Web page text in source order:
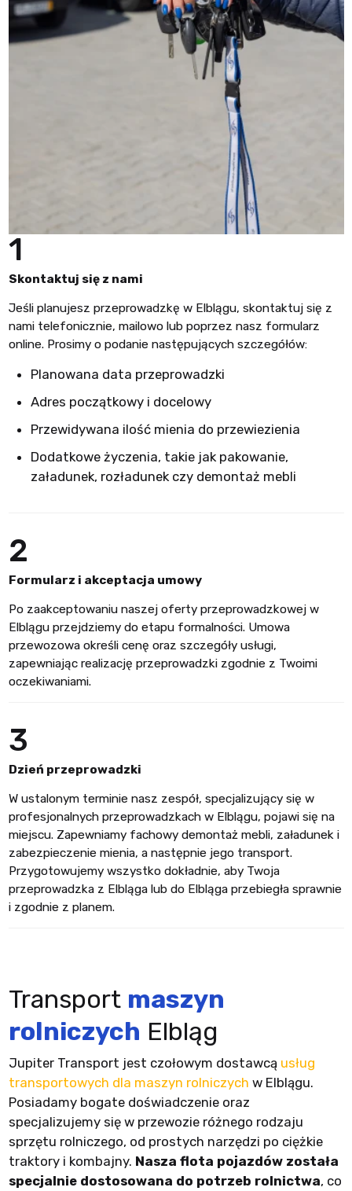
1
Skontaktuj się z nami
Jeśli planujesz przeprowadzkę w Elblągu, skontaktuj się z
nami telefonicznie, mailowo lub poprzez nasz formularz
online. Prosimy o podanie następujących szczegółów:
Planowana data przeprowadzki
Adres początkowy i docelowy
Przewidywana ilość mienia do przewiezienia
Dodatkowe życzenia, takie jak pakowanie,
załadunek, rozładunek czy demontaż mebli
2
Formularz i akceptacja umowy
Po zaakceptowaniu naszej oferty przeprowadzkowej w
Elblągu przejdziemy do etapu formalności. Umowa
przewozowa określi cenę oraz szczegóły usługi,
zapewniając realizację przeprowadzki zgodnie z Twoimi
oczekiwaniami.
3
Dzień przeprowadzki
W ustalonym terminie nasz zespół, specjalizujący się w
profesjonalnych przeprowadzkach w Elblągu, pojawi się na
miejscu. Zapewniamy fachowy demontaż mebli, załadunek i
zabezpieczenie mienia, a następnie jego transport.
Przygotowujemy wszystko dokładnie, aby Twoja
przeprowadzka z Elbląga lub do Elbląga przebiegła sprawnie
i zgodnie z planem.
Transport maszyn
rolniczych Elbląg
Jupiter Transport jest czołowym dostawcą usług
transportowych dla maszyn rolniczych w Elblągu.
Posiadamy bogate doświadczenie oraz
specjalizujemy się w przewozie różnego rodzaju
sprzętu rolniczego, od prostych narzędzi po ciężkie
traktory i kombajny. Nasza flota pojazdów została
specjalnie dostosowana do potrzeb rolnictwa, co